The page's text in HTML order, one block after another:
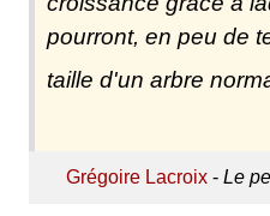
pourront, en peu de
taille d'un arbre
Grégoire Lacroix- Le